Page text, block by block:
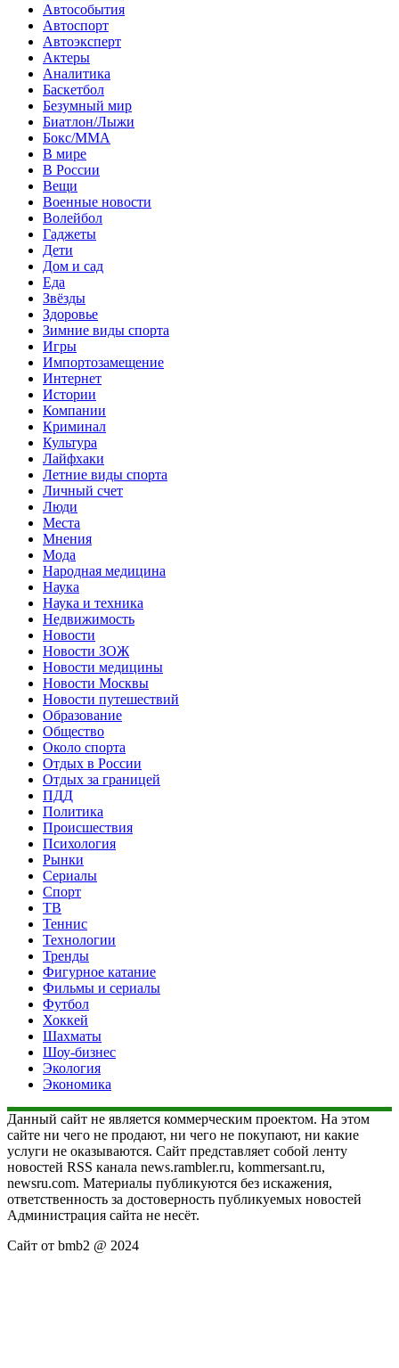
Автособытия
Автоспорт
Автоэксперт
Актеры
Аналитика
Баскетбол
Безумный мир
Биатлон/Лыжи
Бокс/MMA
В мире
В России
Вещи
Военные новости
Волейбол
Гаджеты
Дети
Дом и сад
Еда
Звёзды
Здоровье
Зимние виды спорта
Игры
Импортозамещение
Интернет
Истории
Компании
Криминал
Культура
Лайфхаки
Летние виды спорта
Личный счет
Люди
Места
Мнения
Мода
Народная медицина
Наука
Наука и техника
Недвижимость
Новости
Новости ЗОЖ
Новости медицины
Новости Москвы
Новости путешествий
Образование
Общество
Около спорта
Отдых в России
Отдых за границей
ПДД
Политика
Происшествия
Психология
Рынки
Сериалы
Спорт
ТВ
Теннис
Технологии
Тренды
Фигурное катание
Фильмы и сериалы
Футбол
Хоккей
Шахматы
Шоу-бизнес
Экология
Экономика
Данный сайт не является коммерческим проектом. На этом
сайте ни чего не продают, ни чего не покупают, ни какие
услуги не оказываются. Сайт представляет собой ленту
новостей RSS канала news.rambler.ru, kommersant.ru,
newsru.com. Материалы публикуются без искажения,
ответственность за достоверность публикуемых новостей
Администрация сайта не несёт.
Сайт от bmb2 @ 2024